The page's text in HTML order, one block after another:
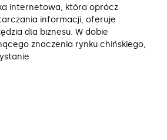
internetowa, która oprócz
informacji, oferuje
dla biznesu. W dobie
znaczenia rynku chińskiego,